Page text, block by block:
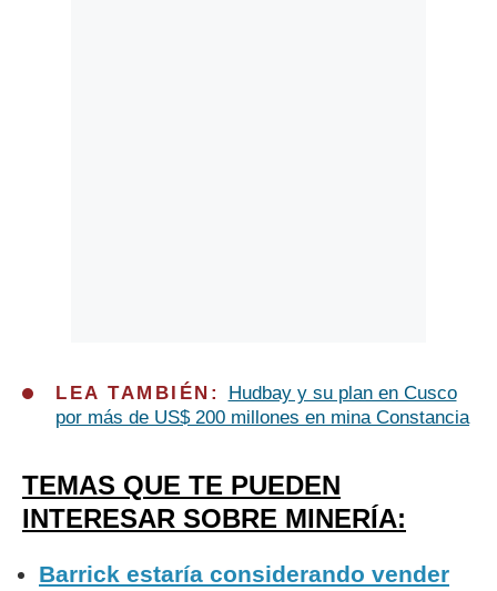
LEA TAMBIÉN:
Hudbay y su plan en Cusco
por más de US$ 200 millones en mina Constancia
TEMAS QUE TE PUEDEN
INTERESAR SOBRE MINERÍA:
Barrick estaría considerando vender